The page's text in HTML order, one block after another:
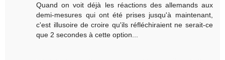
Quand on voit déjà les réactions des allemands aux
demi-mesures qui ont été prises jusqu'à maintenant,
c'est illusoire de croire qu'ils réfléchiraient ne serait-ce
que 2 secondes à cette option...